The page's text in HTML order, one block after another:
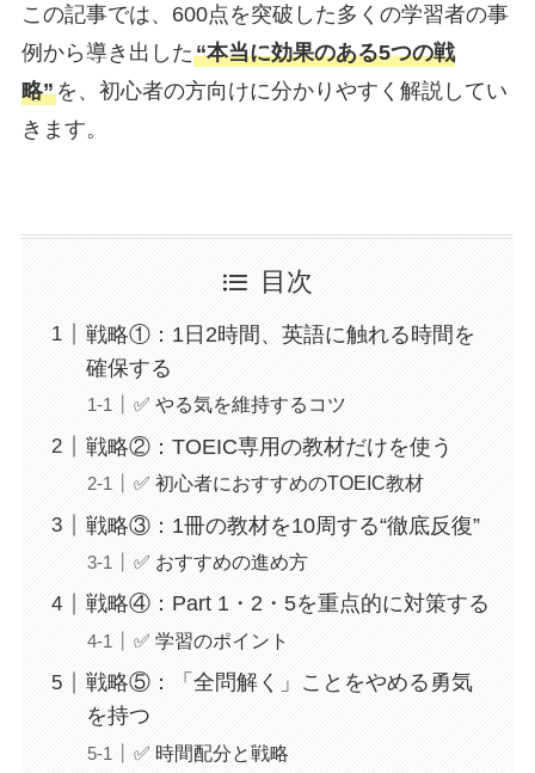
この記事では、600点を突破した多くの学習者の事
例から導き出した“本当に効果のある5つの戦
略”を、初心者の方向けに分かりやすく解説してい
きます。
目次
戦略①：1日2時間、英語に触れる時間を
確保する
✅ やる気を維持するコツ
戦略②：TOEIC専用の教材だけを使う
✅ 初心者におすすめのTOEIC教材
戦略③：1冊の教材を10周する“徹底反復”
✅ おすすめの進め方
戦略④：Part 1・2・5を重点的に対策する
✅ 学習のポイント
戦略⑤：「全問解く」ことをやめる勇気
を持つ
✅ 時間配分と戦略